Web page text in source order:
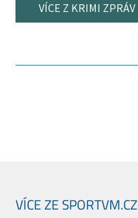
VÍCE Z KRIMI ZPRÁV
VÍCE ZE SPORTVM.CZ